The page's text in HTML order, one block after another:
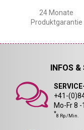
24 Monate
Produktgarantie
INFOS &
+41-
Mo-Fr 8
*8 Rp./Min.